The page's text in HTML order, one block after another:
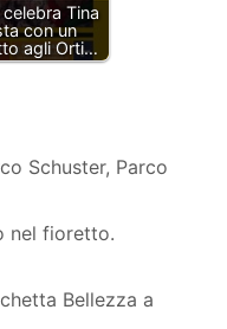
celebra Tina
con un
agli Orti…
Schuster, Parco
nel fioretto.
Bellezza a